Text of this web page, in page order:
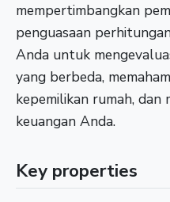
mempertimbangkan
penguasaan
Anda untuk
yang berbeda,
kepemilikan rumah, dan
keuangan Anda.
Key properties